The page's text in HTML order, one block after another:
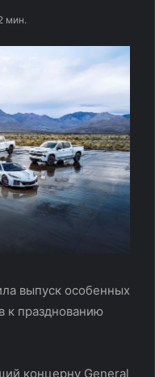
мин.
выпуск особенных
к празднованию
концерну General